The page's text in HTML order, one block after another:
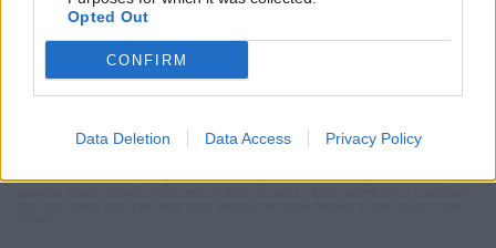
Opted Out
CONFIRM
Data Deletion Data Access Privacy Policy
Commenti
L'email è richiesta ma non verrà mostrata ai visitatori. Il contenuto di questo
commento esprime il pensiero dell'autore e non rappresenta la linea editoriale
commenti non sono testi giornalistici, ma post inviati dai singoli lettori che